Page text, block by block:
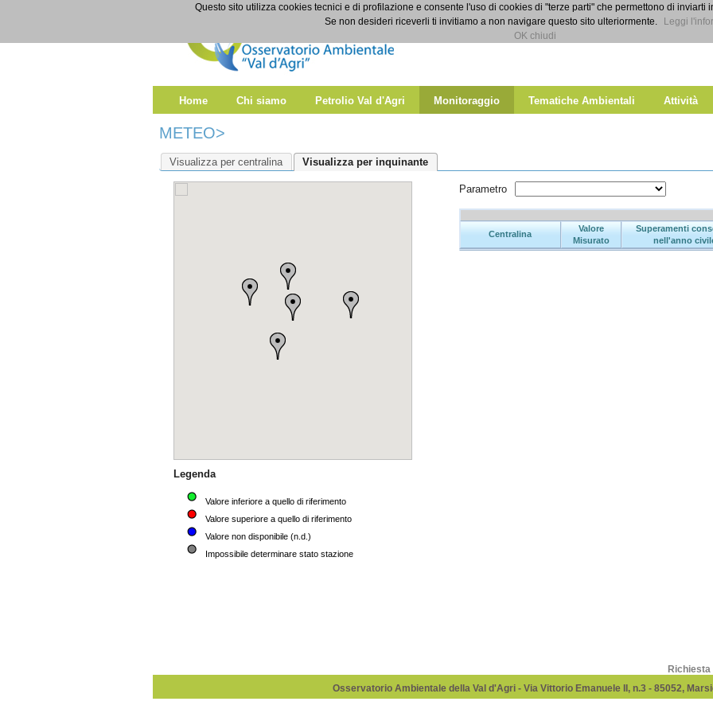
Meteo
Home Chi siamo Petrolio Val d'Agri Monitoraggio Tematiche Ambientali Attività
Osservatorio Ambientale della Val d'Agri - Via Vittorio Emanuele II, n.3 - 85052,
Questo sito utilizza cookies tecnici e di profilazione e consente l'uso di cookies di "terze parti" che permettono di inviarti
Se non desideri riceverli ti invitiamo a non navigare questo sito ulteriormente.
Leggi
OK chiudi